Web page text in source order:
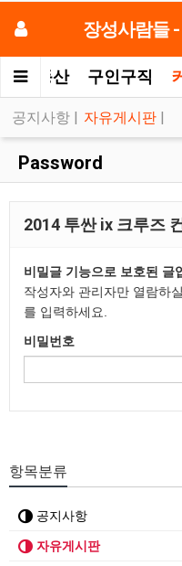
장성사람들
부동산 구인구직
공지사항 | 자유게시판 |
Password
2014 투싼 ix 크루즈
비밀글 기능으로 보호된 글
작성자와 관리자만 열람하
를 입력하세요.
비밀번호
항목분류
공지사항
자유게시판